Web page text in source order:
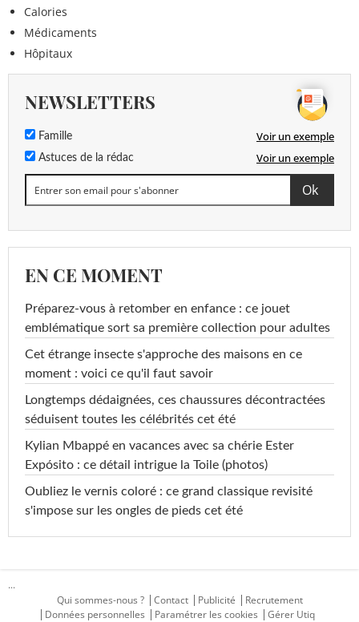
Calories
Médicaments
Hôpitaux
NEWSLETTERS
Famille Voir un exemple
Astuces de la rédac Voir un exemple
EN CE MOMENT
Préparez-vous à retomber en enfance : ce jouet
emblématique sort sa première collection pour adultes
Cet étrange insecte s'approche des maisons en ce
moment : voici ce qu'il faut savoir
Longtemps dédaignées, ces chaussures décontractées
séduisent toutes les célébrités cet été
Kylian Mbappé en vacances avec sa chérie Ester
Expósito : ce détail intrigue la Toile (photos)
Oubliez le vernis coloré : ce grand classique revisité
s'impose sur les ongles de pieds cet été
...
Qui sommes-nous ?
Contact Publicité
Recrutement
Données personnelles
Paramétrer les cookies Gérer Utiq